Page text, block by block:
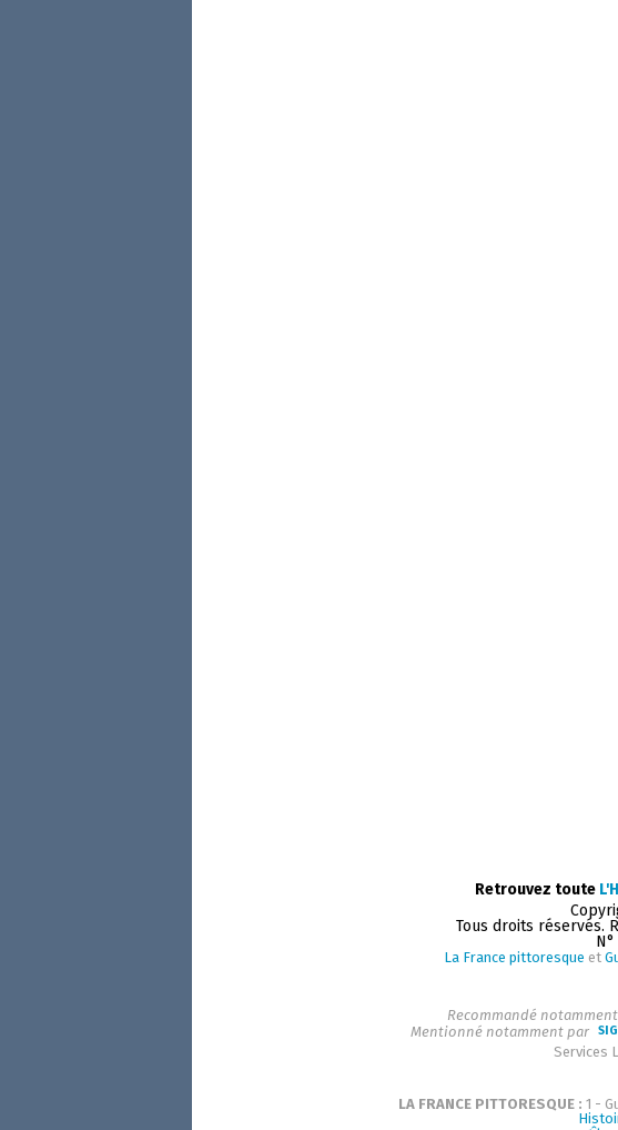
Retrouvez toute
Tous droits réservés.
La France pittoresque et
Recommandé
Mentionné notamment par
Services
LA FRANCE PITTORESQUE : 1 -